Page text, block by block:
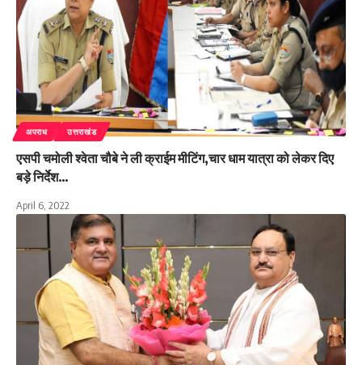
अपराध उत्तराखंड
एसपी चमोली श्वेता चौबे ने ली क्राईम मीटिंग,चार धाम यात्रा को लेकर दिए
बड़े निर्देश…
April 6, 2022